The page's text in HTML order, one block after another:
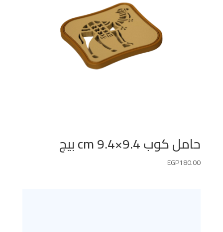
حامل كوب 9.4×9.4 cm بيج
EGP180.00